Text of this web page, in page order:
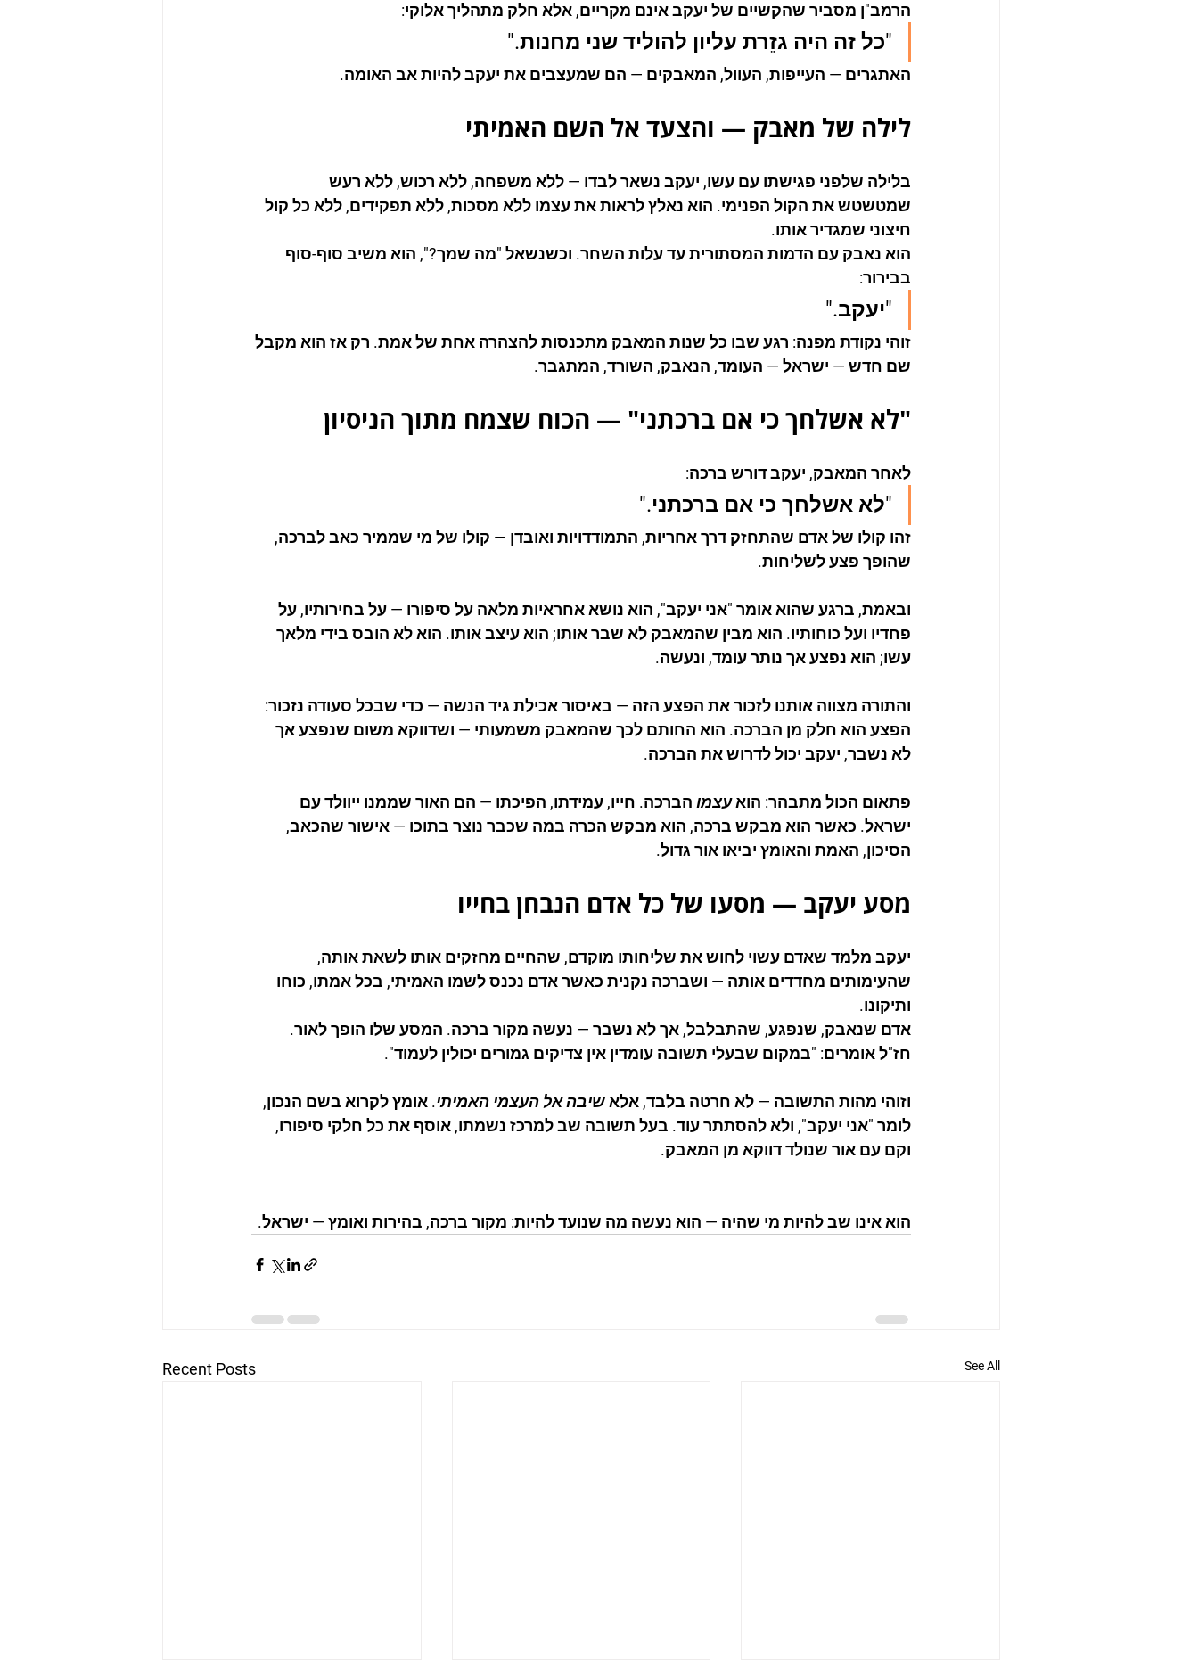
הרמב"ן מסביר שהקשיים של יעקב אינם מקריים, אלא חלק מתהליך אלוקי:
"כל זה היה גזֵרת עליון להוליד שני מחנות."
האתגרים — העייפות, העוול, המאבקים — הם שמעצבים את יעקב להיות אב האומה.
לילה של מאבק — והצעד אל השם האמיתי
בלילה שלפני פגישתו עם עשו, יעקב נשאר לבדו — ללא משפחה, ללא רכוש, ללא רעש
שמטשטש את הקול הפנימי. הוא נאלץ לראות את עצמו ללא מסכות, ללא תפקידים, ללא כל קול
חיצוני שמגדיר אותו.
הוא נאבק עם הדמות המסתורית עד עלות השחר. וכשנשאל "מה שמך?", הוא משיב סוף-סוף
בבירור:
"יעקב."
זוהי נקודת מפנה: רגע שבו כל שנות המאבק מתכנסות להצהרה אחת של אמת. רק אז הוא מקבל
שם חדש — ישראל — העומד, הנאבק, השורד, המתגבר.
"לא אשלחך כי אם ברכתני" — הכוח שצמח מתוך הניסיון
לאחר המאבק, יעקב דורש ברכה:
"לא אשלחך כי אם ברכתני."
זהו קולו של אדם שהתחזק דרך אחריות, התמודדויות ואובדן — קולו של מי שממיר כאב לברכה,
שהופך פצע לשליחות.
ובאמת, ברגע שהוא אומר "אני יעקב", הוא נושא אחראיות מלאה על סיפורו — על בחירותיו, על
פחדיו ועל כוחותיו. הוא מבין שהמאבק לא שבר אותו; הוא עיצב אותו. הוא לא הובס בידי מלאך
עשו; הוא נפצע אך נותר עומד, ונעשה.
והתורה מצווה אותנו לזכור את הפצע הזה — באיסור אכילת גיד הנשה — כדי שבכל סעודה נזכור:
הפצע הוא חלק מן הברכה. הוא החותם לכך שהמאבק משמעותי — ושדווקא משום שנפצע אך
לא נשבר, יעקב יכול לדרוש את הברכה.
פתאום הכול מתבהר: הוא עצמו הברכה. חייו, עמידתו, הפיכתו — הם האור שממנו ייוולד עם
ישראל. כאשר הוא מבקש ברכה, הוא מבקש הכרה במה שכבר נוצר בתוכו — אישור שהכאב,
הסיכון, האמת והאומץ יביאו אור גדול.
מסע יעקב — מסעו של כל אדם הנבחן בחייו
יעקב מלמד שאדם עשוי לחוש את שליחותו מוקדם, שהחיים מחזקים אותו לשאת אותה,
שהעימותים מחדדים אותה — ושברכה נקנית כאשר אדם נכנס לשמו האמיתי, בכל אמתו, כוחו
ותיקונו.
אדם שנאבק, שנפגע, שהתבלבל, אך לא נשבר — נעשה מקור ברכה. המסע שלו הופך לאור.
חז"ל אומרים: "במקום שבעלי תשובה עומדין אין צדיקים גמורים יכולין לעמוד".
וזוהי מהות התשובה — לא חרטה בלבד, אלא שיבה אל העצמי האמיתי. אומץ לקרוא בשם הנכון,
לומר "אני יעקב", ולא להסתתר עוד. בעל תשובה שב למרכז נשמתו, אוסף את כל חלקי סיפורו,
וקם עם אור שנולד דווקא מן המאבק.
הוא אינו שב להיות מי שהיה — הוא נעשה מה שנועד להיות: מקור ברכה, בהירות ואומץ — ישראל.
Recent Posts See All